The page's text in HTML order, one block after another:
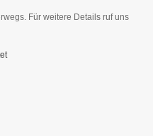
Für weitere Details ruf uns